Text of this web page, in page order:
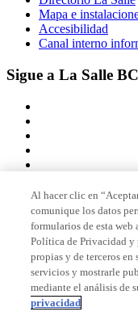
Mapa e
Accesibilidad
Canal interno
Sigue a La Salle
Miembro de
Acreditaciones
Al hacer clic en
comunique los datos
formularios de esta web
Política de Privacidad
propias y de terceros
servicios y mostrarle
mediante el análisis de
privacidad